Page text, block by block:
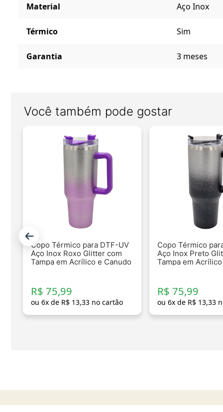
Material Aço Inox
Térmico Sim
Garantia 3 meses
Você também pode gostar
Copo Térmico para DTF-UV
Aço Inox Roxo Glitter com
Tampa em Acrílico e Canudo
R$ 75,99
ou 6x de R$ 13,33no cartão
Copo Térmico
Aço Inox Preto
Tampa em
R$ 75,99
ou 6x de R$ 13,33